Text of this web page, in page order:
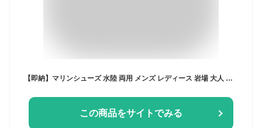
【即納】マリンシューズ 水陸 両用 メンズ レディース 岩場 大人 アクアシューズ ウォーターシューズ キッズ レディース メンズ フィットネスシューズ シュノーケリング ダイビング スポーツ ケガ防止 速乾 男女兼用 靴 保護 軽量 排水機能 22~28cm
この商品をサイトでみる